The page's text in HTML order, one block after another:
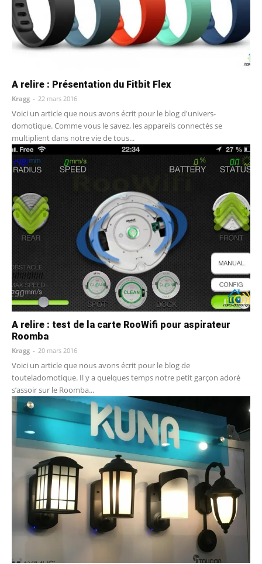
A relire : Présentation du Fitbit Flex
Kragg - 22 mars 2016
Voici un article que nous avons écrit pour le blog d'univers-
domotique. Comme vous le savez, les appareils connectés se
multiplient dans notre vie de tous...
A relire : test de la carte RooWifi pour aspirateur
Roomba
Kragg - 20 mars 2016
Voici un article que nous avons écrit pour le blog de
touteladomotique. Il y a quelques temps notre petit garçon adoré
s’assoir sur le Roomba...